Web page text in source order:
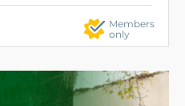
Members
only